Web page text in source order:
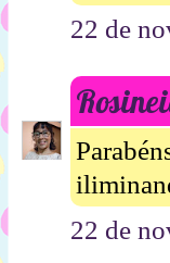
22 de
22 de